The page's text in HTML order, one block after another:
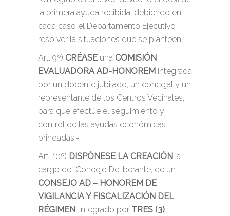
la primera ayuda recibida, debiendo en
cada caso el Departamento Ejecutivo
resolver la situaciones que se planteen.
Art. 9º) CRÉASE una COMISIÓN
EVALUADORA AD-HONOREM integrada
por un docente jubilado, un concejal y un
representante de los Centros Vecinales,
para que efectúe el seguimiento y
control de las ayudas económicas
brindadas.-
Art. 10º) DISPÓNESE LA CREACIÓN, a
cargo del Concejo Deliberante, de un
CONSEJO AD – HONOREM DE
VIGILANCIA Y FISCALIZACIÓN DEL
RÉGIMEN, integrado por TRES (3)